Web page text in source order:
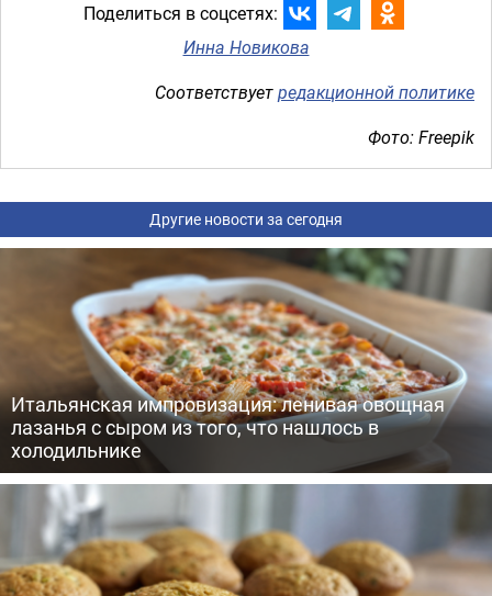
Поделиться в соцсетях:
Инна Новикова
Соответствуетредакционной политике
Фото: Freepik
Другие новости за сегодня
Итальянская импровизация: ленивая овощная
лазанья с сыром из того, что нашлось в
холодильнике